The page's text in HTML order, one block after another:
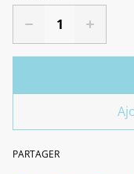
PARTAGER